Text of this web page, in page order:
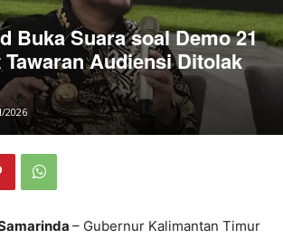
Buka Suara soal Demo 21
Audiensi Ditolak
2026
– Gubernur Kalimantan Timur